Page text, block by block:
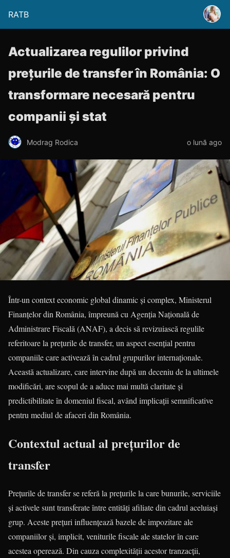
RATB
Actualizarea regulilor privind
prețurile de transfer în România: O
transformare necesară pentru
companii și stat
Modrag Rodica o lună ago
Într-un context economic global dinamic și complex, Ministerul
Finanțelor din România, împreună cu Agenția Națională de
Administrare Fiscală (ANAF), a decis să revizuiască regulile
referitoare la prețurile de transfer, un aspect esențial pentru
companiile care activează în cadrul grupurilor internaționale.
Această actualizare, care intervine după un deceniu de la ultimele
modificări, are scopul de a aduce mai multă claritate și
predictibilitate în domeniul fiscal, având implicații semnificative
pentru mediul de afaceri din România.
Contextul actual al prețurilor de
transfer
Prețurile de transfer se referă la prețurile la care bunurile, serviciile
și activele sunt transferate între entități afiliate din cadrul aceluiași
grup. Aceste prețuri influențează bazele de impozitare ale
companiilor și, implicit, veniturile fiscale ale statelor în care
acestea operează. Din cauza complexității acestor tranzacții,